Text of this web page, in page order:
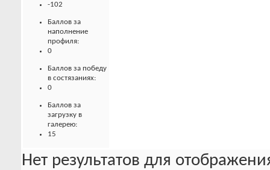
-102
Баллов за
наполнение
профиля:
0
Баллов за победу
в состязаниях:
0
Баллов за
загрузку в
галерею:
15
Нет результатов для